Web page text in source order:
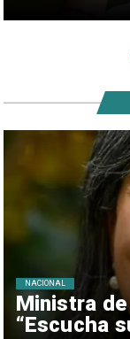
Ministra
“Escucha
NACIONAL